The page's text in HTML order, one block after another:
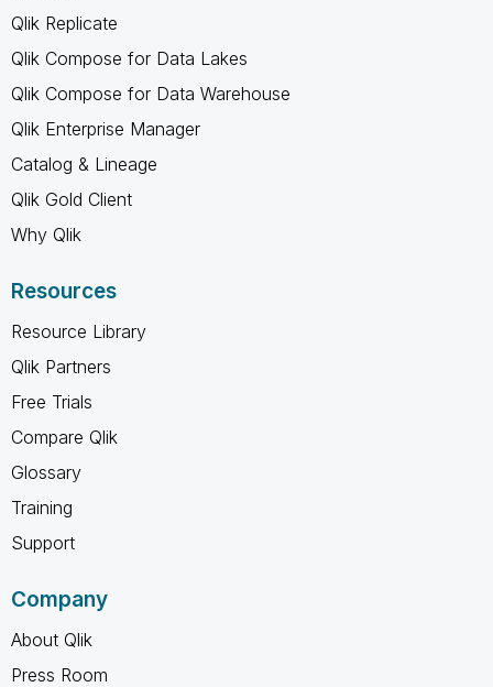
Qlik Replicate
Qlik Compose for Data Lakes
Qlik Compose for Data Warehouse
Qlik Enterprise Manager
Catalog & Lineage
Qlik Gold Client
Why Qlik
Resources
Resource Library
Qlik Partners
Free Trials
Compare Qlik
Glossary
Training
Support
Company
About Qlik
Press Room